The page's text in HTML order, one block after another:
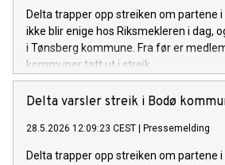
Delta trapper opp streiken om partene
ikke blir enige hos Riksmekleren i dag,
i Tønsberg kommune. Fra før er
kommuner tatt ut i streik.
Delta varsler streik i Bodø
28.5.2026 12:09:23 CEST Pressemelding
Delta trapper opp streiken om partene